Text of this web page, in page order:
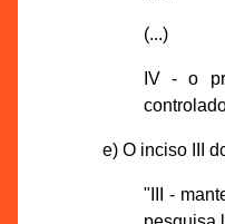
(...)
IV - o
e) O inciso III
"III -